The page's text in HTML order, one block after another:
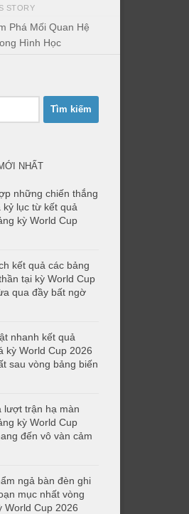
STORY
Phá Mối Quan Hệ
Hình Học
NHẤT
những chiến thắng
kỷ lục từ kết quả
kỳ World Cup
kết quả các bảng
tại kỳ World Cup
qua đầy bất ngờ
nhanh kết quả
kỳ World Cup 2026
sau vòng bảng biến
lượt trận hạ màn
kỳ World Cup
đến vô vàn cảm
ngả bàn đèn ghi
mục nhất vòng
World Cup 2026